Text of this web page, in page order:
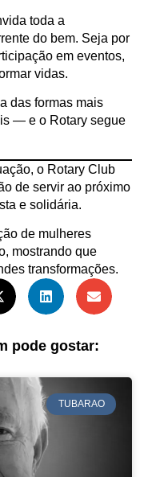
toda a
do bem. Seja por
em eventos,
vidas.
das formas mais
— e o Rotary segue
o Rotary Club
de servir ao próximo
e solidária.
de mulheres
mostrando que
transformações.
pode gostar:
TUBARAO